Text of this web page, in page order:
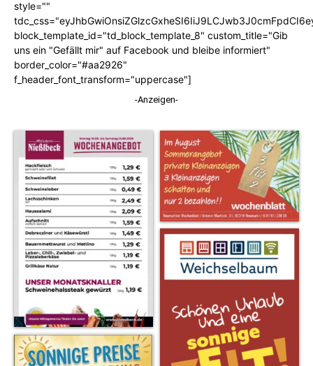
style=""
block_template_id="td_block_template_8" custom_title="Gib
uns ein "Gefällt mir" auf Facebook und bleibe informiert"
border_color="#aa2926"
f_header_font_transform="uppercase"]
-Anzeigen-